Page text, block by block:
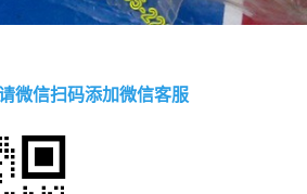
微信扫码添加微信客服